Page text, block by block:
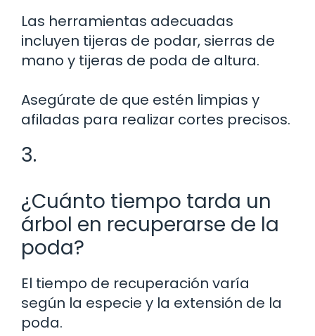
Las herramientas adecuadas
incluyen tijeras de podar, sierras de
mano y tijeras de poda de altura.
Asegúrate de que estén limpias y
afiladas para realizar cortes precisos.
3.
¿Cuánto tiempo tarda un
árbol en recuperarse de la
poda?
El tiempo de recuperación varía
según la especie y la extensión de la
poda.